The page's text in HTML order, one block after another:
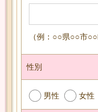
（例：○○県○○市○○
性別
男性 女性